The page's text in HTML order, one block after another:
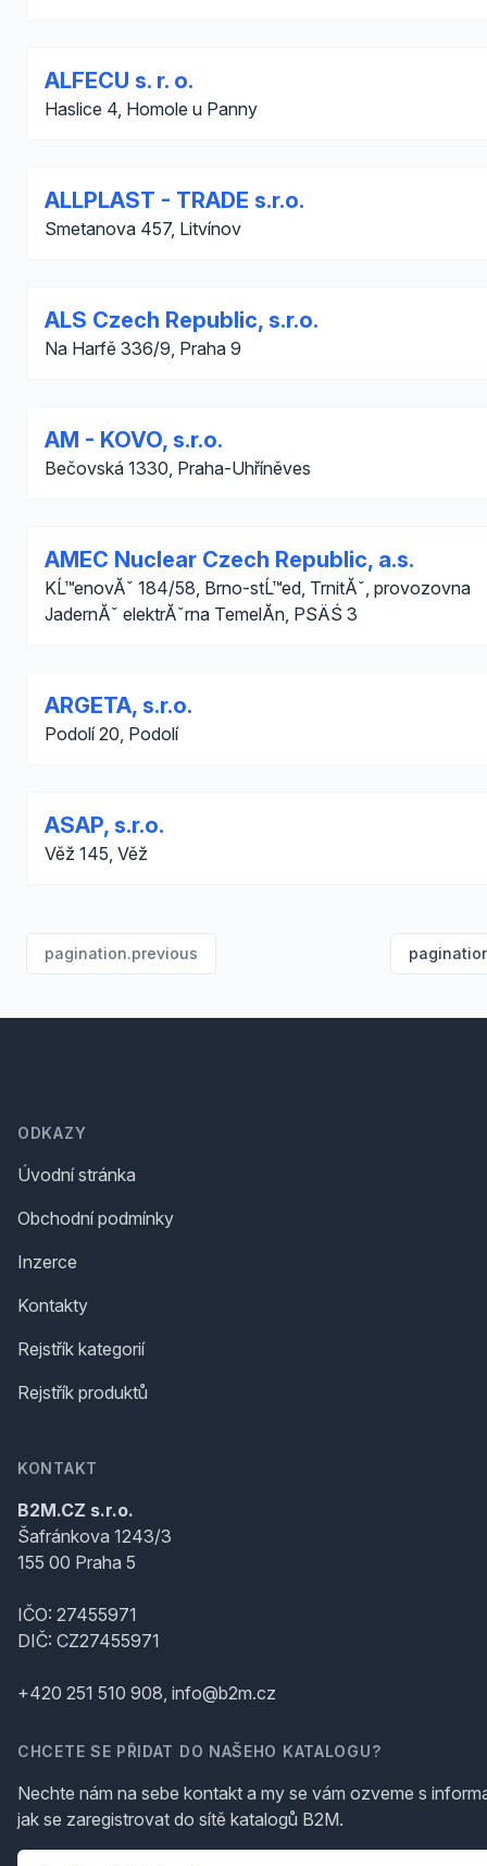
ALFECU s. r. o.
Haslice 4, Homole u Panny
ALLPLAST - TRADE s.r.o.
Smetanova 457, Litvínov
ALS Czech Republic, s.r.o.
Na Harfě 336/9, Praha 9
AM - KOVO, s.r.o.
Bečovská 1330, Praha-Uhříněves
AMEC Nuclear Czech Republic, a.s.
KĹ™enovĂˇ 184/58, Brno-stĹ™ed, TrnitĂˇ, provozovna
JadernĂˇ elektrĂˇrna TemelĂ­n, PSÄŚ 3
ARGETA, s.r.o.
Podolí 20, Podolí
ASAP, s.r.o.
Věž 145, Věž
pagination.previous
ODKAZY
Úvodní stránka
Obchodní podmínky
Inzerce
Kontakty
Rejstřík kategorií
Rejstřík produktů
KONTAKT
B2M.CZ s.r.o.
Šafránkova 1243/3
155 00 Praha 5
IČO: 27455971
DIČ: CZ27455971
+420 251 510 908, info@b2m.cz
CHCETE SE PŘIDAT DO NAŠEHO KATALOGU?
Nechte nám na sebe kontakt a my se vám ozveme s
jak se zaregistrovat do sítě katalogů B2M.
Telefon